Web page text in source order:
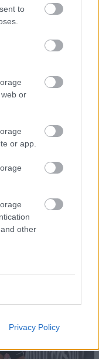
to
or
or app.
other
Privacy Policy
4
t från
OS
Skinn
arlop
15.0
5
SKI